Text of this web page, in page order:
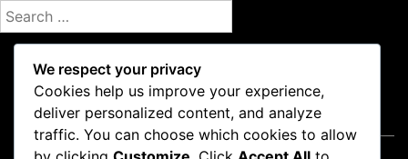
S
e
Mentions légales
We respect your privacy
Cookies help us improve your experience,
deliver personalized content, and analyze
traffic. You can choose which cookies to allow